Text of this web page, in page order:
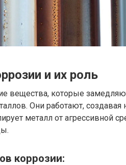
и их роль
вещества, которые
Они работают, создавая
металл от агрессивной
коррозии: